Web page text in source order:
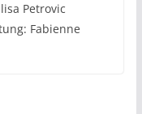
Petrovic
Fabienne